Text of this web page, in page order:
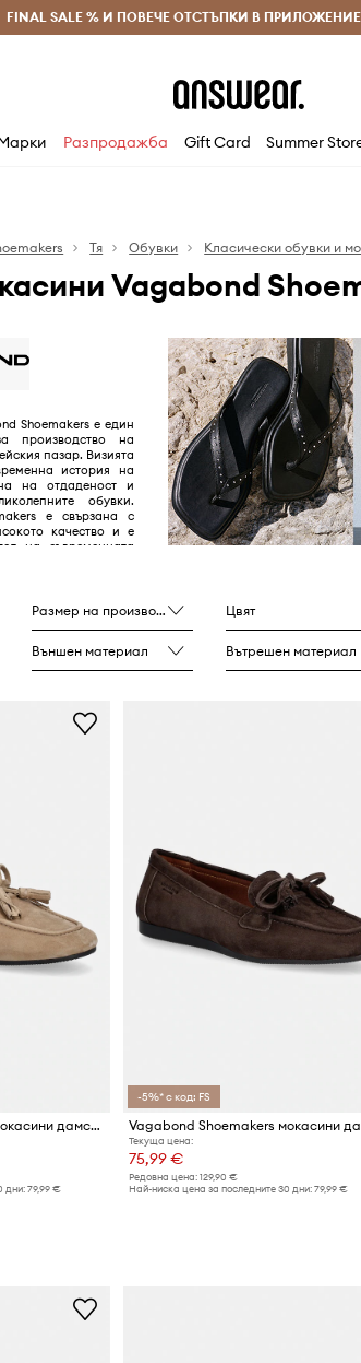
връщане за поръчки над 70 EUR Доставка
FINAL SALE % И ПОВЕЧЕ ОТСТЪПКИ В
Разпродажба Gift Card Summer
Тя Обувки Класически обувки и
Vagabond
Shoemakers е един
производство на
пазар. Визията
история на
на отдаденост и
обувки.
е свързана с
качество и е
на съвременната
Размер на производителя Цвят
Външен материал Вътрешен материал
Vagabond Shoemakers мокасини дамски от набук HILLARY
дни: 79,99 €
-5%* с код: FS
Текуща цена:
75,99 €
Редовна цена: 129,90 €
Най-ниска цена за последните 30 дни: 79,99 €